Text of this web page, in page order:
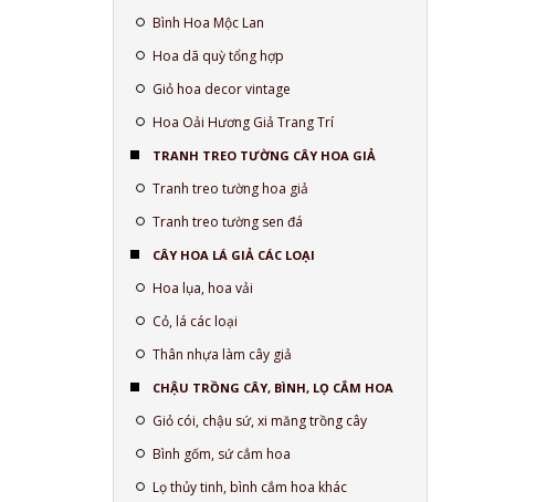
Bình Hoa Mộc Lan
Hoa dã quỳ tổng hợp
Giỏ hoa decor vintage
Hoa Oải Hương Giả Trang Trí
TRANH TREO TƯỜNG CÂY HOA GIẢ
Tranh treo tường hoa giả
Tranh treo tường sen đá
CÂY HOA LÁ GIẢ CÁC LOẠI
Hoa lụa, hoa vải
Cỏ, lá các loại
Thân nhựa làm cây giả
CHẬU TRỒNG CÂY, BÌNH, LỌ CẮM HOA
Giỏ cói, chậu sứ, xi măng trồng cây
Bình gốm, sứ cắm hoa
Lọ thủy tinh, bình cắm hoa khác